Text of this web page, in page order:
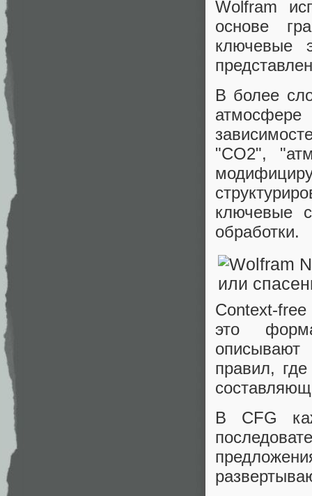
Wolfram
основе
ключевые
В более
"CO2",
ключевые
обработки.
Context-
это
правил,
В CFG